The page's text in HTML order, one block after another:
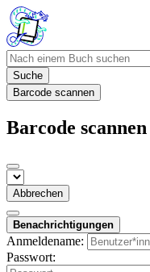
Suche
Barcode scannen
Barcode scannen
Abbrechen
Benachrichtigungen
Anmeldename:
Passwort: